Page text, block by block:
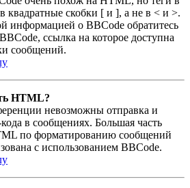
квадратные скобки [ и ], а не в < и >.
информацией о BBCode обратитесь
ссылка на которое доступна
сообщений.
HTML?
невозможны отправка и
в сообщениях. Большая часть
по форматированию сообщений
с использованием BBCode.